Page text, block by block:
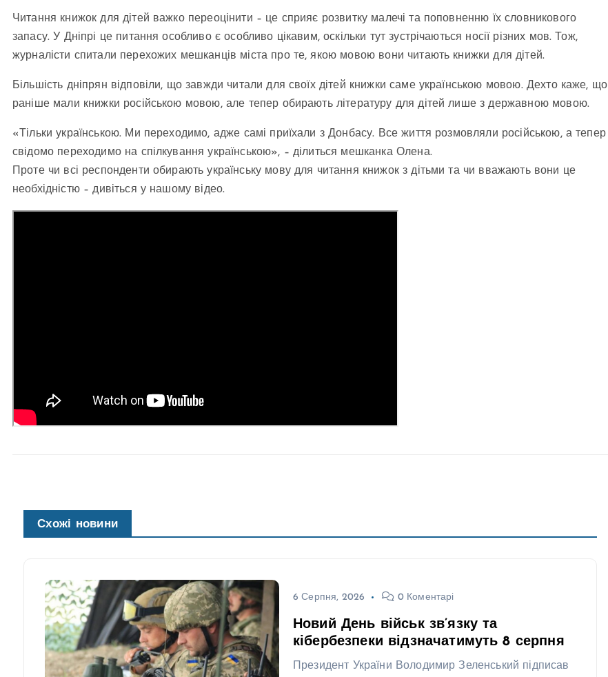
Читання книжок для дітей важко переоцінити – це сприяє розвитку малечі та поповненню їх словникового
запасу. У Дніпрі це питання особливо є особливо цікавим, оскільки тут зустрічаються носії різних мов. Тож,
журналісти спитали перехожих мешканців міста про те, якою мовою вони читають книжки для дітей.
Більшість дніпрян відповіли, що завжди читали для своїх дітей книжки саме українською мовою. Дехто каже, що
раніше мали книжки російською мовою, але тепер обирають літературу для дітей лише з державною мовою.
«Тільки українською. Ми переходимо, адже самі приїхали з Донбасу. Все життя розмовляли російською, а тепер
свідомо переходимо на спілкування українською», – ділиться мешканка Олена.
Проте чи всі респонденти обирають українську мову для читання книжок з дітьми та чи вважають вони це
необхідністю – дивіться у нашому відео.
Схожі новини
6 Серпня, 2026 0 Коментарі
Новий День військ зв’язку та
кібербезпеки відзначатимуть 8 серпня
Президент України Володимир Зеленський підписав